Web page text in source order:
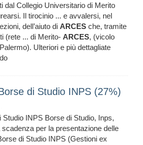
dal Collegio Universitario di Merito
Il tirocinio ... e avvalersi, nel
dell’aiuto di ARCES che, tramite
(rete ... di Merito- ARCES, (vicolo
Ulteriori e più dettagliate
di Studio INPS (27%)
INPS Borse di Studio, Inps,
per la presentazione delle
di Studio INPS (Gestioni ex